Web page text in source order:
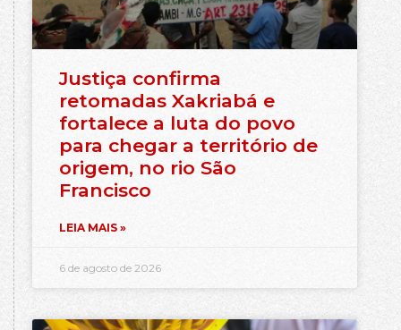
Justiça confirma
retomadas Xakriabá e
fortalece a luta do povo
para chegar a território de
origem, no rio São
Francisco
LEIA MAIS »
6 de agosto de 2026